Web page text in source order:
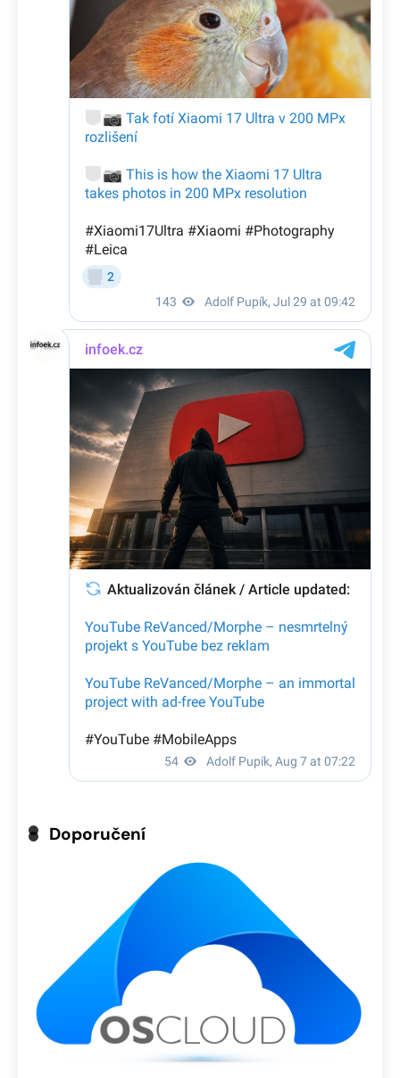
Doporučení